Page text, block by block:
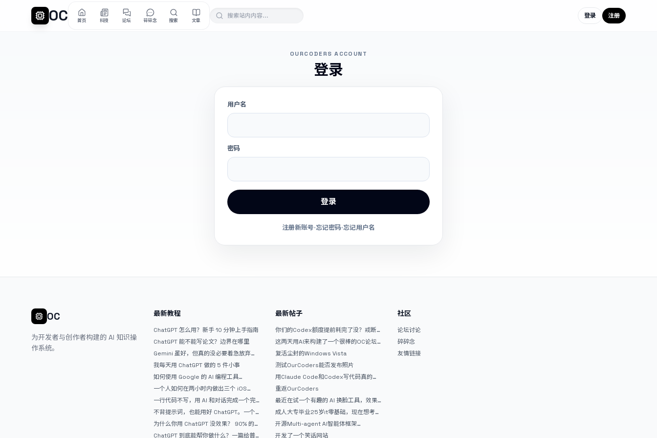
OC 首页 科技 论坛 碎碎念 搜索 文章
登录 注册
OURCODERS ACCOUNT
登录
用户名
密码
登录
注册新账号·忘记密码·忘记用户名
OC
为开发者与创作者构建的 AI 知识操
作系统。
最新教程
ChatGPT 怎么用？新手 10 分钟上手指南
ChatGPT 能不能写论文？边界在哪里
Gemini 虽好，但真的没必要着急放弃
ChatGPT
我每天用 ChatGPT 做的 5 件小事
如何使用 Google 的 AI 编程工具
AntiGravity：独立开发者的新时代武器
一个人如何在两小时内做出三个 iOS
APP？｜AntiGravity + Gemini 3 实战完
整记录
一行代码不写，用 AI 和对话完成一个完
整网站：《图书天堂》实战记录
不背提示词，也能用好 ChatGPT。一个
万能提问模板
为什么你用 ChatGPT 没效果？ 90% 的
人第一步就问错了
ChatGPT 到底能帮你做什么？一篇给普
最新帖子
你们的Codex额度提前耗完了没？戒断
反应如何？
这两天用AI来构建了一个很棒的OC论坛
精华区
复活尘封的Windows Vista
测试OurCoders能否发布照片
用Claude Code和Codex写代码真的
爽，但是App怎么挣钱还是很难啊
重返OurCoders
最近在试一个有趣的 AI 换脸工具，效果
挺不错
成人大专毕业25岁it零基础，现在想考软
件设计师，有什么好的建议吗，谢谢！
开源Multi-agent AI智能体框架
aevatar.ai，欢迎大家贡献代码
开发了一个笑话网站
社区
论坛讨论
碎碎念
友情链接